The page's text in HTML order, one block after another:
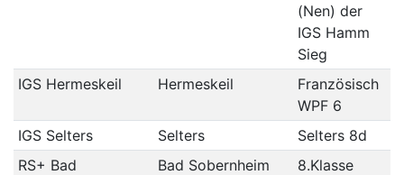
(Nen) der
IGS Hamm
Sieg
IGS Hermeskeil
Hermeskeil
Französisch
WPF 6
IGS Selters
Selters
Selters 8d
RS+ Bad
Bad Sobernheim 8.Klasse